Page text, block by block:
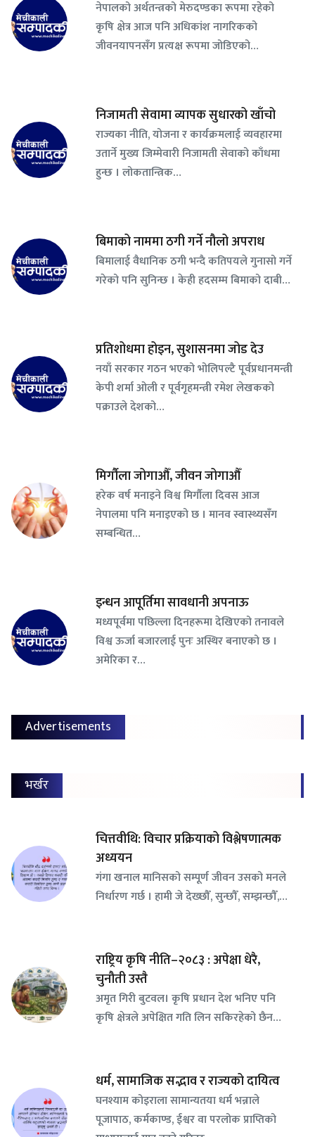
नेपालको अर्थतन्त्रको मेरुदण्डका रूपमा रहेको
कृषि क्षेत्र आज पनि अधिकांश नागरिकको
जीवनयापनसँग प्रत्यक्ष रूपमा जोडिएको…
निजामती सेवामा व्यापक सुधारको खाँचो
राज्यका नीति, योजना र कार्यक्रमलाई व्यवहारमा
उतार्ने मुख्य जिम्मेवारी निजामती सेवाको काँधमा
हुन्छ । लोकतान्त्रिक…
बिमाको नाममा ठगी गर्ने नौलो अपराध
बिमालाई वैधानिक ठगी भन्दै कतिपयले गुनासो गर्ने
गरेको पनि सुनिन्छ । केही हदसम्म बिमाको दाबी…
प्रतिशोधमा होइन, सुशासनमा जोड देउ
नयाँ सरकार गठन भएको भोलिपल्टै पूर्वप्रधानमन्त्री
केपी शर्मा ओली र पूर्वगृहमन्त्री रमेश लेखकको
पक्राउले देशको…
मिर्गौला जोगाऔँ, जीवन जोगाऔँ
हरेक वर्ष मनाइने विश्व मिर्गौला दिवस आज
नेपालमा पनि मनाइएको छ । मानव स्वास्थ्यसँग
सम्बन्धित…
इन्धन आपूर्तिमा सावधानी अपनाऊ
मध्यपूर्वमा पछिल्ला दिनहरूमा देखिएको तनावले
विश्व ऊर्जा बजारलाई पुनः अस्थिर बनाएको छ ।
अमेरिका र…
Advertisements
भर्खर
चित्तवीथि: विचार प्रक्रियाको विश्लेषणात्मक
अध्ययन
गंगा खनाल मानिसको सम्पूर्ण जीवन उसको मनले
निर्धारण गर्छ । हामी जे देख्छौँ, सुन्छौँ, सम्झन्छौँ,…
राष्ट्रिय कृषि नीति–२०८३ : अपेक्षा धेरै,
चुनौती उस्तै
अमृत गिरी बुटवल। कृषि प्रधान देश भनिए पनि
कृषि क्षेत्रले अपेक्षित गति लिन सकिरहेको छैन…
धर्म, सामाजिक सद्भाव र राज्यको दायित्व
घनश्याम कोइराला सामान्यतया धर्म भन्नाले
पूजापाठ, कर्मकाण्ड, ईश्वर वा परलोक प्राप्तिको